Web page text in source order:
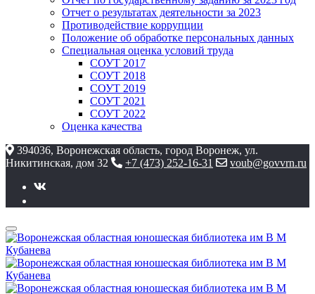
Отчет о результатах деятельности за 2023
Противодействие коррупции
Положение об обработке персональных данных
Специальная оценка условий труда
СОУТ 2017
СОУТ 2018
СОУТ 2019
СОУТ 2021
СОУТ 2022
Оценка качества
394036, Воронежская область, город Воронеж, ул.
Никитинская, дом 32
+7 (473) 252-16-31 voub@govvrn.ru